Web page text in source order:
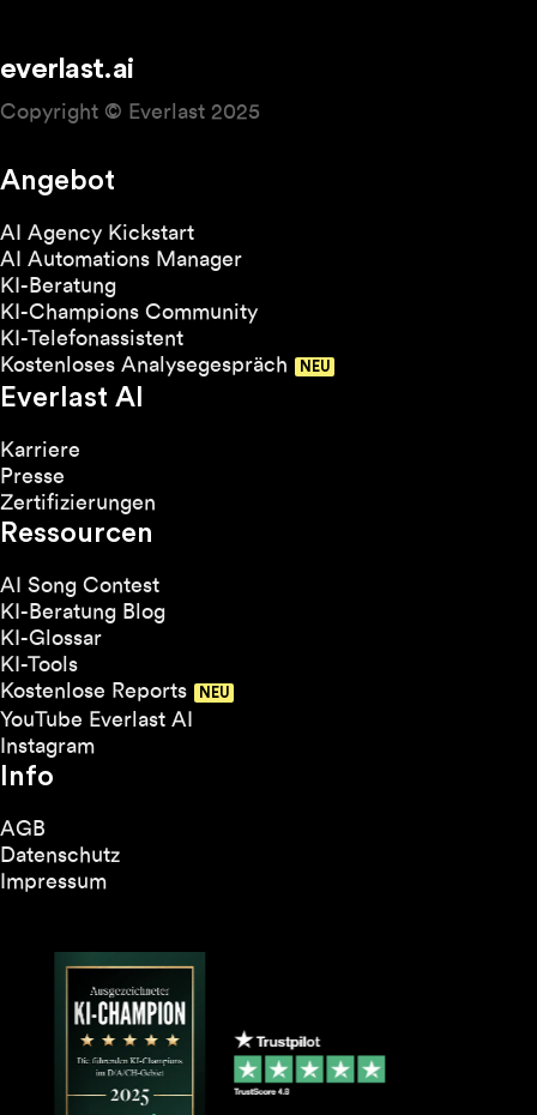
everlast.ai
Copyright © Everlast 2025
Angebot
AI Agency Kickstart
AI Automations Manager
KI-Beratung
KI-Champions Community
KI-Telefonassistent
Kostenloses Analysegespräch
Everlast AI
Karriere
Presse
Zertifizierungen
Ressourcen
AI Song Contest
KI-Beratung Blog
KI-Glossar
KI-Tools
Kostenlose Reports
YouTube Everlast AI
Instagram
Info
AGB
Datenschutz
Impressum